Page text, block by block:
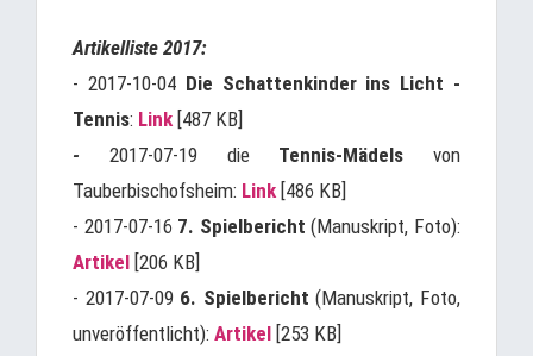
Artikelliste 2017:
- 2017-10-04 Die Schattenkinder ins Licht -
Tennis: Link [487 KB]
- 2017-07-19 die Tennis-Mädels von
Tauberbischofsheim: Link [486 KB]
- 2017-07-16 7. Spielbericht (Manuskript, Foto):
Artikel [206 KB]
- 2017-07-09 6. Spielbericht (Manuskript, Foto,
unveröffentlicht): Artikel [253 KB]